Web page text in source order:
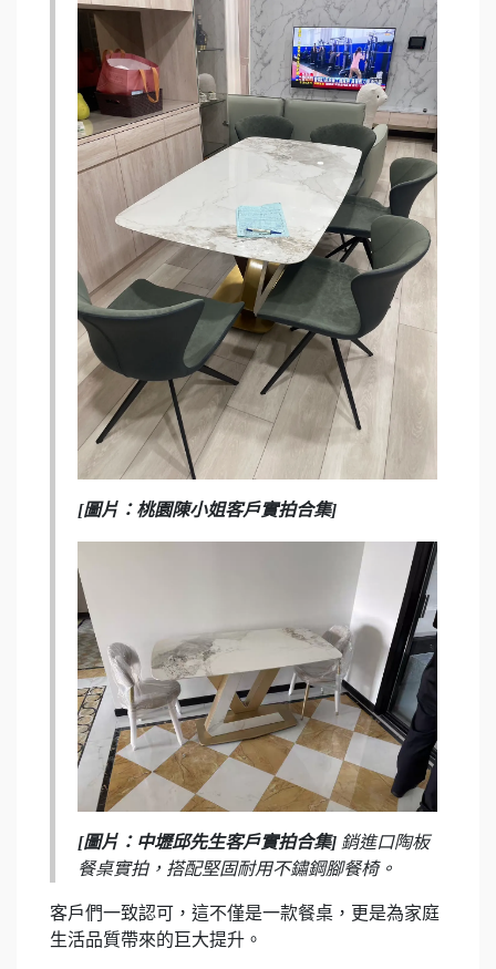
[圖片：桃園陳小姐客戶實拍合集]
[圖片：中壢邱先生客戶實拍合集] 銷進口陶板
餐桌實拍，搭配堅固耐用不鏽鋼腳餐椅。
客戶們一致認可，這不僅是一款餐桌，更是為家庭
生活品質帶來的巨大提升。